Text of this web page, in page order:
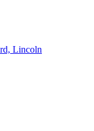
Lincoln